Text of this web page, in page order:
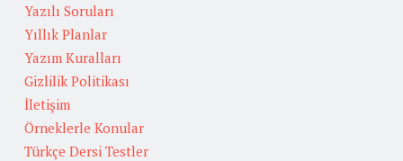
Yazılı Soruları
Yıllık Planlar
Yazım Kuralları
Gizlilik Politikası
İletişim
Örneklerle Konular
Türkçe Dersi Testler